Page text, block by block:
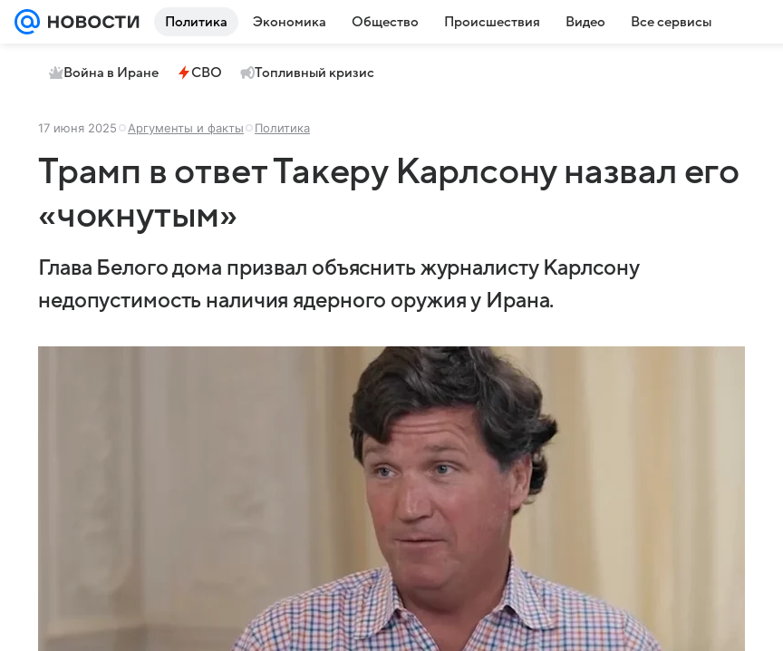
Политика Экономика Общество Происшествия Видео Все сервисы
Война в Иране СВО Топливный кризис
17 июня 2025 Аргументы и факты Политика
Трамп в ответ Такеру Карлсону назвал его
«чокнутым»
Глава Белого дома призвал объяснить журналисту Карлсону
недопустимость наличия ядерного оружия у Ирана.